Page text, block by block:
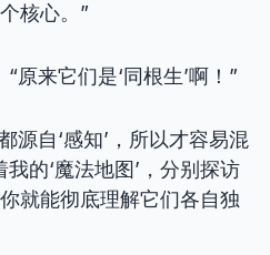
核心。”
原来它们是‘同根生’啊！”
源自‘感知’，所以才容易混
的‘魔法地图’，分别探访
就能彻底理解它们各自独